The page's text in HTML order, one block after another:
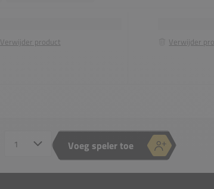
Verwijder product Verwijder
Aantal spelers
Voeg speler toe